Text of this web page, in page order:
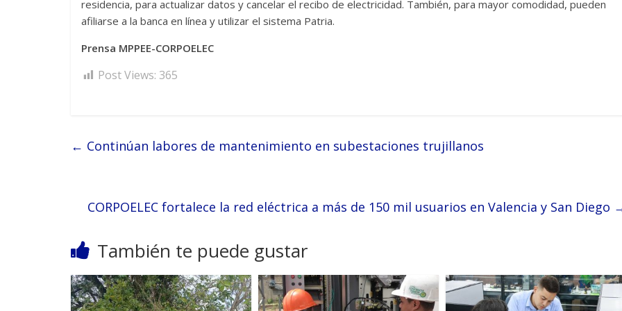
residencia, para actualizar datos y cancelar el recibo de electricidad. También, para mayor comodidad, pueden
afiliarse a la banca en línea y utilizar el sistema Patria.
Prensa MPPEE-CORPOELEC
Post Views: 365
← Continúan labores de mantenimiento en subestaciones trujillanos
CORPOELEC fortalece la red eléctrica a más de 150 mil usuarios en Valencia y San Diego
También te puede gustar